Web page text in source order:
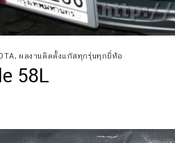
, ผลงานติดตั้งแก๊สทุกรุ่นทุกยี่ห้อ
58L